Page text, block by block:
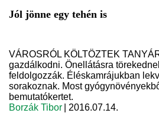
Jól jönne egy tehén is
VÁROSRÓL KÖLTÖZTEK
gazdálkodni. Önellátásra
feldolgozzák. Éléskamrájukban
sorakoznak. Most
bemutatókertet.
Borzák Tibor
| 2016.07.14.